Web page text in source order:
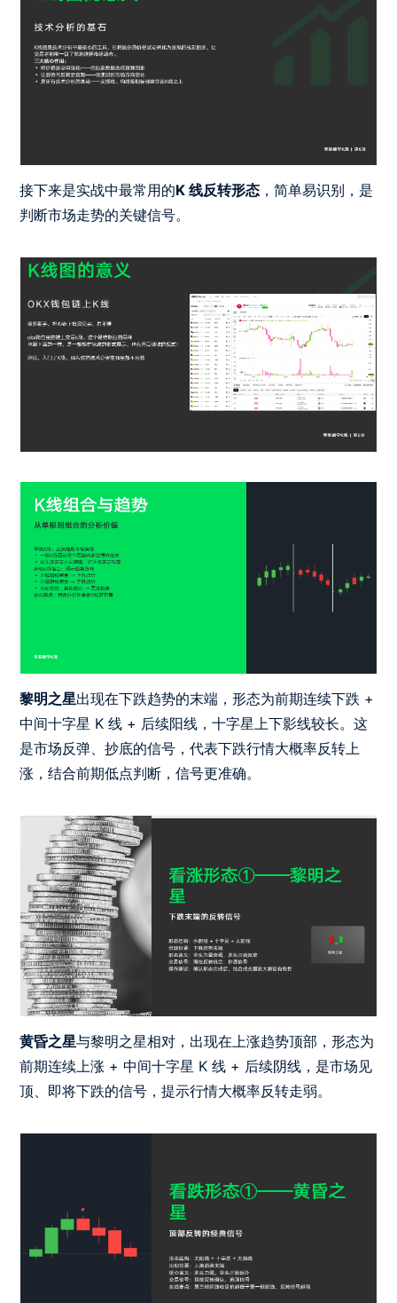
接下来是实战中最常用的K 线反转形态 ，简单易识别，是
判断市场走势的关键信号。
黎明之星出现在下跌趋势的末端，形态为前期连续下跌 +
中间十字星 K 线 + 后续阳线，十字星上下影线较长。这
是市场反弹、抄底的信号，代表下跌行情大概率反转上
涨，结合前期低点判断，信号更准确。
黄昏之星与黎明之星相对，出现在上涨趋势顶部，形态为
前期连续上涨 + 中间十字星 K 线 + 后续阴线，是市场见
顶、即将下跌的信号，提示行情大概率反转走弱。